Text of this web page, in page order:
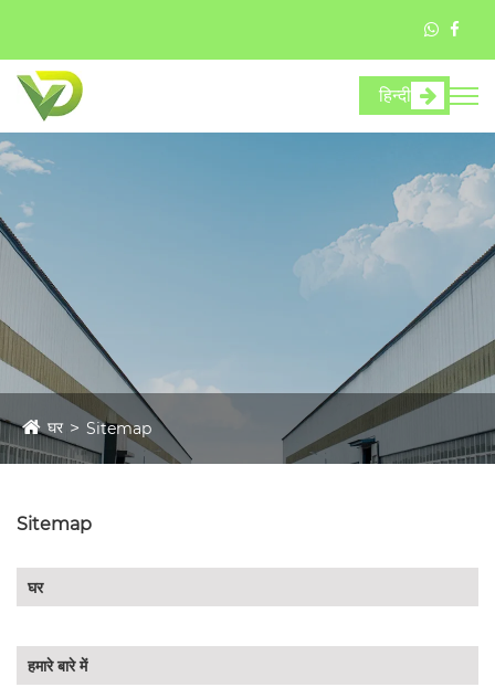
हिन्दी
घर Sitemap
Sitemap
घर
हमारे बारे में